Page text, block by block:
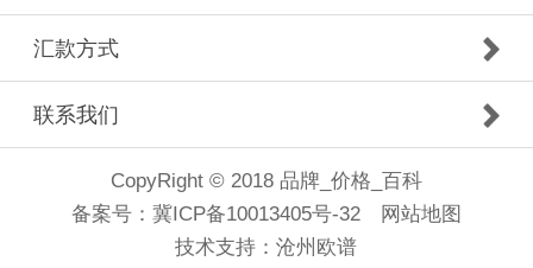
汇款方式
联系我们
CopyRight © 2018 品牌_价格_百科
备案号： 冀ICP备10013405号-32
网站地图
技术支持：沧州欧谱